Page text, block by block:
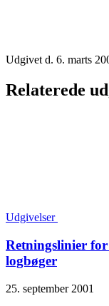
Udgivet d. 6. marts
Relaterede
Udgivelser
Retningslinier
logbøger
25. september 2001